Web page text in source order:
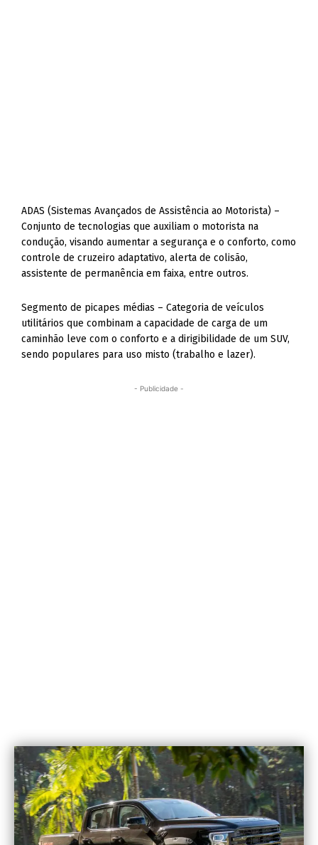
ADAS (Sistemas Avançados de Assistência ao Motorista) –
Conjunto de tecnologias que auxiliam o motorista na
condução, visando aumentar a segurança e o conforto, como
controle de cruzeiro adaptativo, alerta de colisão,
assistente de permanência em faixa, entre outros.
Segmento de picapes médias – Categoria de veículos
utilitários que combinam a capacidade de carga de um
caminhão leve com o conforto e a dirigibilidade de um SUV,
sendo populares para uso misto (trabalho e lazer).
- Publicidade -